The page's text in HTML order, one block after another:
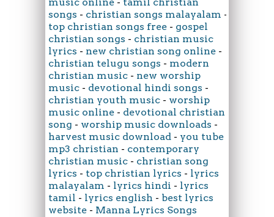
songs - christian songs malayalam -
top christian songs free - gospel
christian songs - christian music
lyrics - new christian song online -
christian telugu songs - modern
christian music - new worship
music - devotional hindi songs -
christian youth music - worship
music online - devotional christian
song - worship music downloads -
harvest music download - you tube
mp3 christian - contemporary
christian music - christian song
lyrics - top christian lyrics - lyrics
malayalam - lyrics hindi - lyrics
tamil - lyrics english - best lyrics
website - Manna Lyrics Songs